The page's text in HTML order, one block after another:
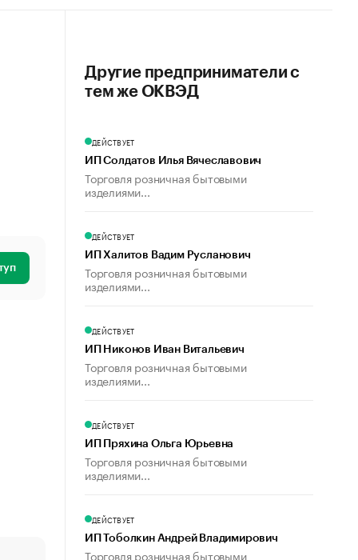
Другие предприниматели с
тем же ОКВЭД
ДЕЙСТВУЕТ
ИП Солдатов Илья Вячеславович
Торговля розничная бытовыми
изделиями...
ДЕЙСТВУЕТ
ИП Халитов Вадим Русланович
Торговля розничная бытовыми
изделиями...
ДЕЙСТВУЕТ
ИП Никонов Иван Витальевич
Торговля розничная бытовыми
изделиями...
ДЕЙСТВУЕТ
ИП Пряхина Ольга Юрьевна
Торговля розничная бытовыми
изделиями...
ДЕЙСТВУЕТ
ИП Тоболкин Андрей Владимирович
Торговля розничная бытовыми